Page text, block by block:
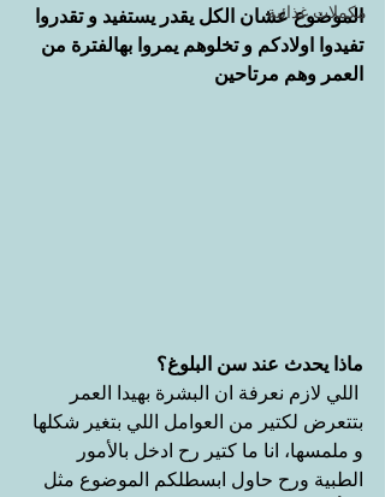
مكملات غذائية
الموضوع عشان الكل يقدر يستفيد و تقدروا
تفيدوا اولادكم و تخلوهم يمروا بهالفترة من
العمر وهم مرتاحين
ماذا يحدث عند سن البلوغ؟
اللي لازم نعرفة ان البشرة بهيدا العمر
بتتعرض لكتير من العوامل اللي بتغير شكلها
و ملمسها، انا ما كتير رح ادخل بالأمور
الطبية ورح حاول ابسطلكم الموضوع مثل